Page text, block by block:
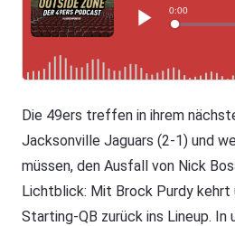
Die 49ers treffen in ihrem
Jacksonville Jaguars (2-1) und
müssen, den Ausfall von Nick
Lichtblick: Mit Brock Purdy kehrt
Starting-QB zurück ins Lineup. In